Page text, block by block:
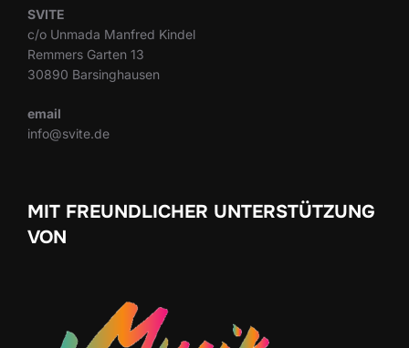
SVITE
c/o Unmada Manfred Kindel
Remmers Garten 13
30890 Barsinghausen
email
info@svite.de
MIT FREUNDLICHER UNTERSTÜTZUNG
VON